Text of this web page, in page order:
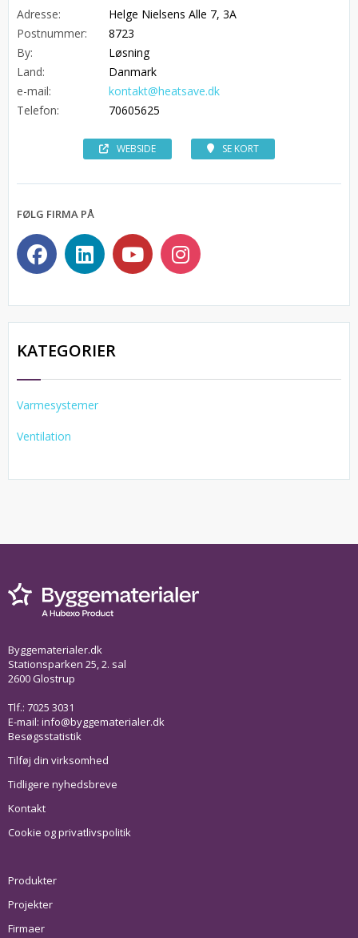
Adresse:
Helge Nielsens Alle 7, 3A
Postnummer:
8723
By:
Løsning
Land:
Danmark
e-mail:
kontakt@heatsave.dk
Telefon:
70605625
WEBSIDE SE KORT
FØLG FIRMA PÅ
KATEGORIER
Varmesystemer
Ventilation
Byggematerialer.dk
Stationsparken 25, 2. sal
2600 Glostrup
Tlf.: 7025 3031
E-mail: info@byggematerialer.dk
Besøgsstatistik
Tilføj din virksomhed
Tidligere nyhedsbreve
Kontakt
Cookie og privatlivspolitik
Produkter
Projekter
Firmaer